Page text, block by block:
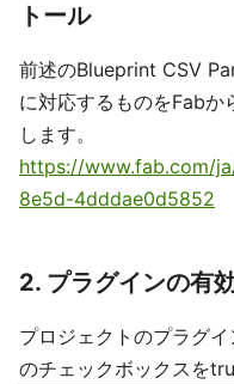
トール
前述のBlueprint CSV
に対応するものをFabか
します。
https://www.fab.com/
8e5d-4dddae0d5852
2. プラグインの有
プロジェクトのプラグ
のチェックボックスを